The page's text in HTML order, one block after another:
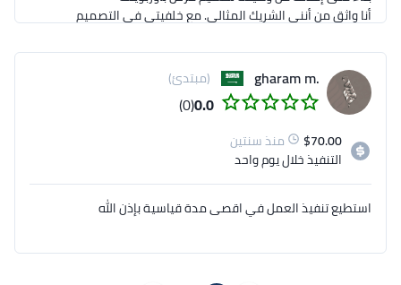
أعطي الأولوية للتواصل مع العملاء للتأكد من أننا نحقق
حسام حسين
.gharam m (مبتدئ)
0.0
(0)
$70.00
منذ سنتين
التنفيذخلال يوم واحد
استطيع تنفيذ العمل في اقصى مدة قياسية بإذن الله